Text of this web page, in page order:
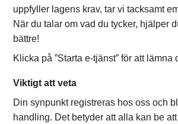
uppfyller lagens krav, tar vi tacksamt
När du talar om vad du tycker, hjälper
bättre!
Klicka på ”Starta e-tjänst” för att lämna
Viktigt att veta
Din synpunkt registreras hos oss och
handling. Det betyder att alla kan be